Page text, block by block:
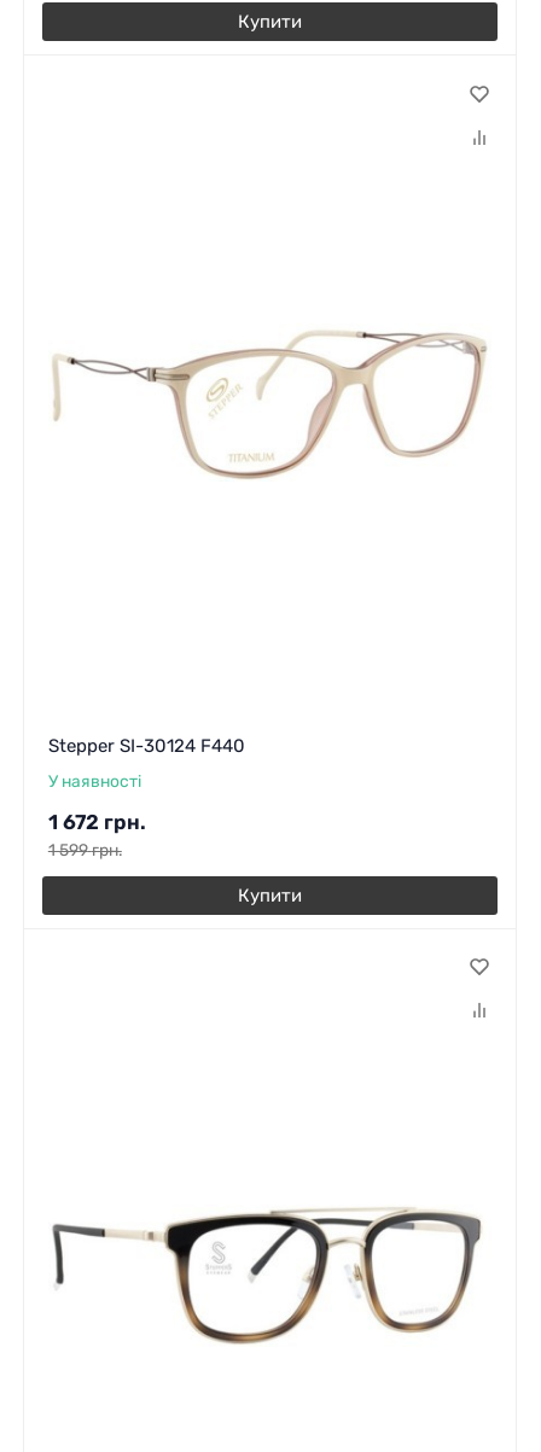
Купити
Stepper SI-30124 F440
У наявності
1 672 грн.
1 599грн.
Купити